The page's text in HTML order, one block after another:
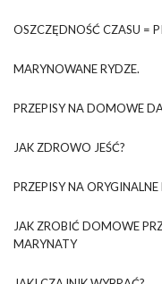
OSZCZĘDNOŚĆ CZASU =
MARYNOWANE RYDZE.
PRZEPISY NA DOMOWE
JAK ZDROWO JEŚĆ?
PRZEPISY NA
JAK ZROBIĆ DOMOWE
MARYNATY